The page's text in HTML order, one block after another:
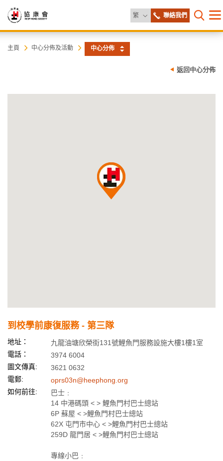
繁 更改語言聯絡我們
打開目
協
會
主頁 中心分佈及活動 中心分佈
返回中心分佈
到校學前康復服務 - 第三隊
地址：
九龍油塘欣榮街131號鯉魚門服務設施大樓1樓1室
電話：
3974 6004
圖文傳真:
3621 0632
電郵:
oprs03n@heephong.org
如何前往:
巴士﹕
14 中港碼頭 < > 鯉魚門村巴士總站
6P 蘇屋 < >鯉魚門村巴士總站
62X 屯門市中心 < >鯉魚門村巴士總站
259D 龍門居 < >鯉魚門村巴士總站
專線小巴﹕